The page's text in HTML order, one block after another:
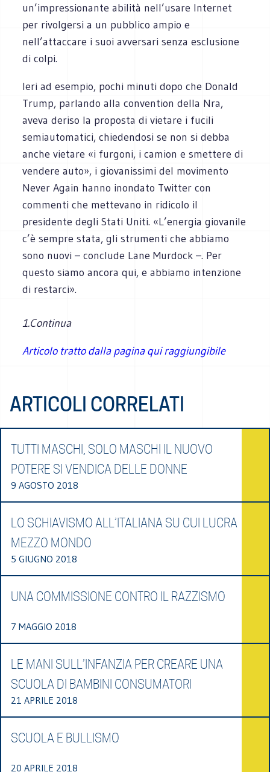
un’impressionante abilità nell’usare Internet
per rivolgersi a un pubblico ampio e
nell’attaccare i suoi avversari senza esclusione
di colpi.
Ieri ad esempio, pochi minuti dopo che Donald
Trump, parlando alla convention della Nra,
aveva deriso la proposta di vietare i fucili
semiautomatici, chiedendosi se non si debba
anche vietare «i furgoni, i camion e smettere di
vendere auto», i giovanissimi del movimento
Never Again hanno inondato Twitter con
commenti che mettevano in ridicolo il
presidente degli Stati Uniti. «L’energia giovanile
c’è sempre stata, gli strumenti che abbiamo
sono nuovi – conclude Lane Murdock –. Per
questo siamo ancora qui, e abbiamo intenzione
di restarci».
1.Continua
Articolo tratto dalla pagina qui raggiungibile
ARTICOLI CORRELATI
TUTTI MASCHI, SOLO MASCHI IL NUOVO
POTERE SI VENDICA DELLE DONNE
9 AGOSTO 2018
LO SCHIAVISMO ALL’ITALIANA SU CUI LUCRA
MEZZO MONDO
5 GIUGNO 2018
UNA COMMISSIONE CONTRO IL RAZZISMO
7 MAGGIO 2018
LE MANI SULL’INFANZIA PER CREARE UNA
SCUOLA DI BAMBINI CONSUMATORI
21 APRILE 2018
SCUOLA E BULLISMO
20 APRILE 2018